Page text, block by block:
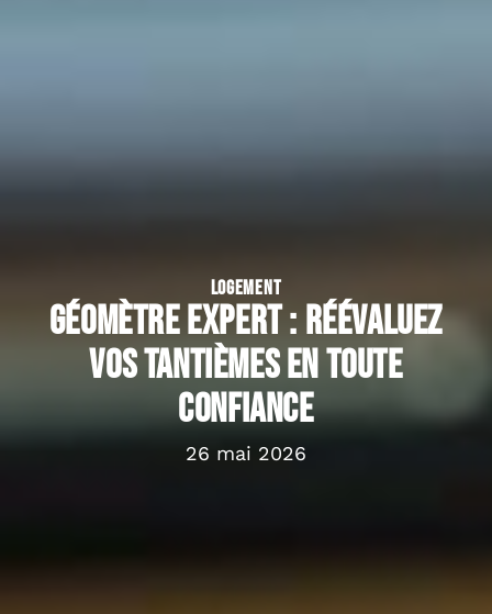
LOGEMENT
Géomètre expert : réévaluez
vos tantièmes en toute
confiance
26 mai 2026